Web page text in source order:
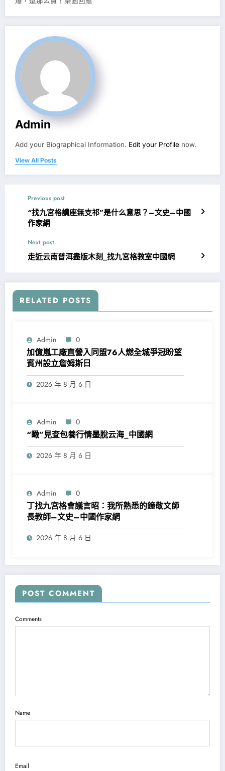
Admin
Add your Biographical Information. Edit your Profile now.
View All Posts
Previous post
“找九宮格講座無支祁”是什么意思？–文史–中國
作家網
Next post
走近云南普洱盡版木刻_找九宮格教室中國網
RELATED POSTS
Admin 0
加億嵐工廠直營入同盟76人燃全城爭冠盼望
賓州設立詹姆斯日
2026 年 8 月 6 日
Admin 0
“瞰”見查包養行情墨脫云海_中國網
2026 年 8 月 6 日
Admin 0
丁找九宮格會議言昭：我所熟悉的鐘敬文師
長教師–文史–中國作家網
2026 年 8 月 6 日
POST COMMENT
Comments
Name
Email